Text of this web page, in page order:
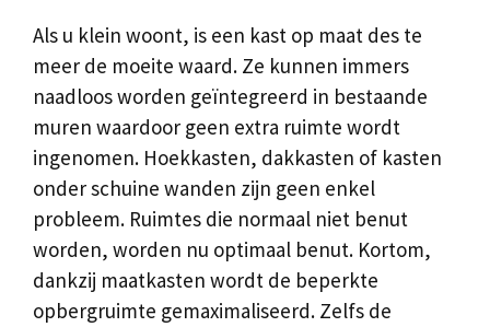
Als u klein woont, is een kast op maat des te
meer de moeite waard. Ze kunnen immers
naadloos worden geïntegreerd in bestaande
muren waardoor geen extra ruimte wordt
ingenomen. Hoekkasten, dakkasten of kasten
onder schuine wanden zijn geen enkel
probleem. Ruimtes die normaal niet benut
worden, worden nu optimaal benut. Kortom,
dankzij maatkasten wordt de beperkte
opbergruimte gemaximaliseerd. Zelfs de